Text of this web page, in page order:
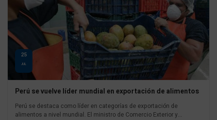
25
JUL
Perú se vuelve líder mundial en exportación de alimentos
Perú se destaca como líder en categorías de exportación de
alimentos a nivel mundial. El ministro de Comercio Exterior y...